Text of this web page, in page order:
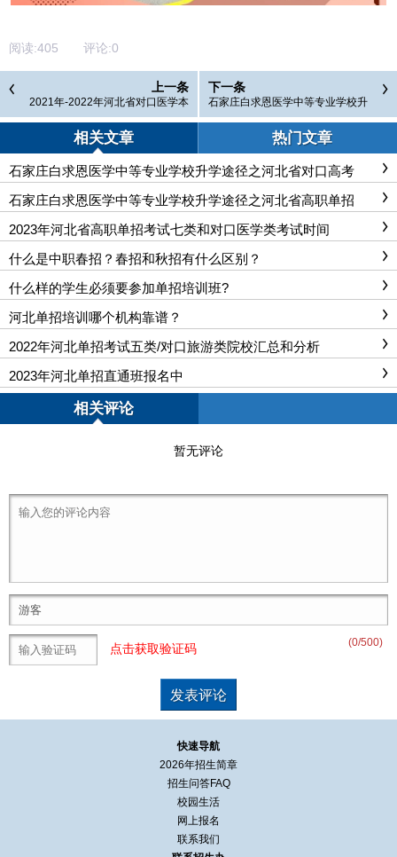
阅读:405 评论:0
上一条
2021年-2022年河北省对口医学本
科批录取分数分布统计
下一条
石家庄白求恩医学中等专业学校升
学途径之河北省对口高考
相关文章 热门文章
石家庄白求恩医学中等专业学校升学途径之河北省对口高考
石家庄白求恩医学中等专业学校升学途径之河北省高职单招
2023年河北省高职单招考试七类和对口医学类考试时间
什么是中职春招？春招和秋招有什么区别？
什么样的学生必须要参加单招培训班?
河北单招培训哪个机构靠谱？
2022年河北单招考试五类/对口旅游类院校汇总和分析
2023年河北单招直通班报名中
相关评论
暂无评论
(0/500)
点击获取验证码
快速导航
2026年招生简章
招生问答FAQ
校园生活
网上报名
联系我们